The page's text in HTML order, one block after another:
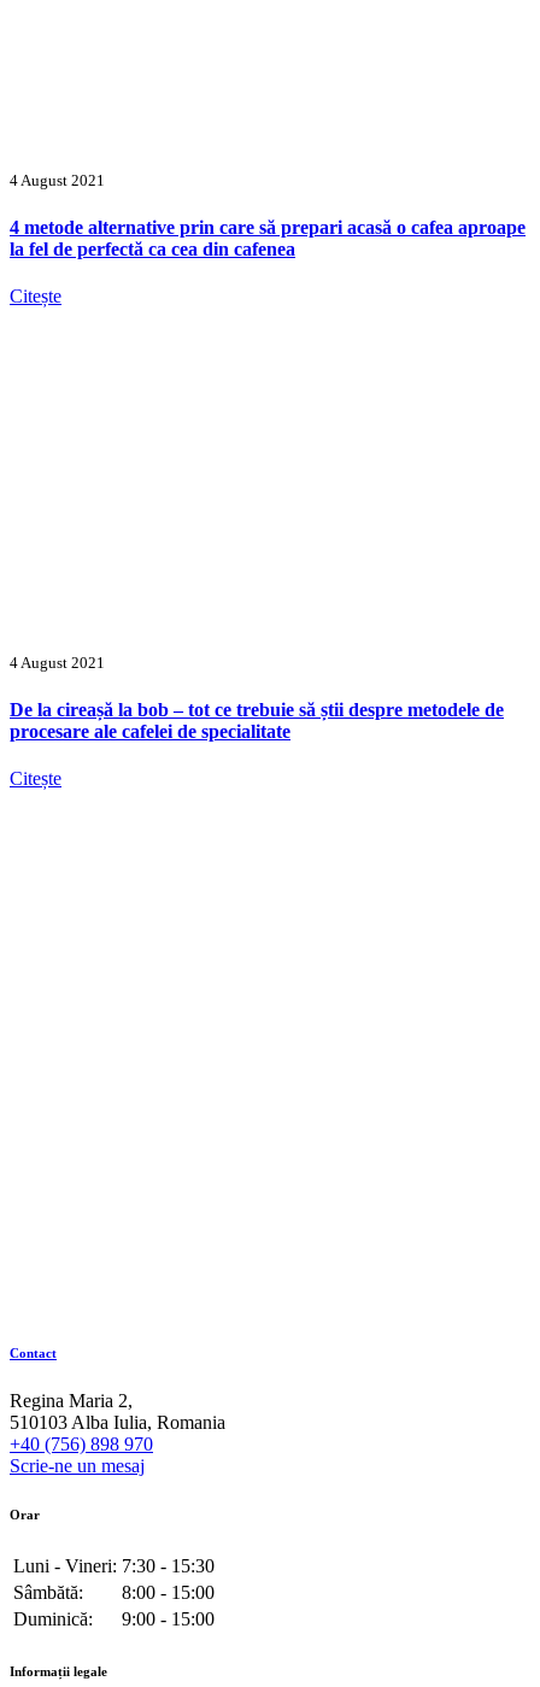
4 August 2021
4 metode alternative prin care să prepari acasă o cafea aproape
la fel de perfectă ca cea din cafenea
Citește
4 August 2021
De la cireașă la bob – tot ce trebuie să știi despre metodele de
procesare ale cafelei de specialitate
Citește
Contact
Regina Maria 2,
510103 Alba Iulia, Romania
+40 (756) 898 970
Scrie-ne un mesaj
Orar
Luni - Vineri: 7:30 - 15:30
Sâmbătă:
8:00 - 15:00
Duminică:
9:00 - 15:00
Informații legale